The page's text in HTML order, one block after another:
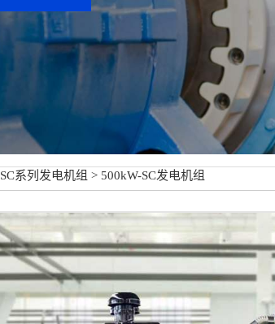
SC系列发电机组 > 500kW-SC发电机组